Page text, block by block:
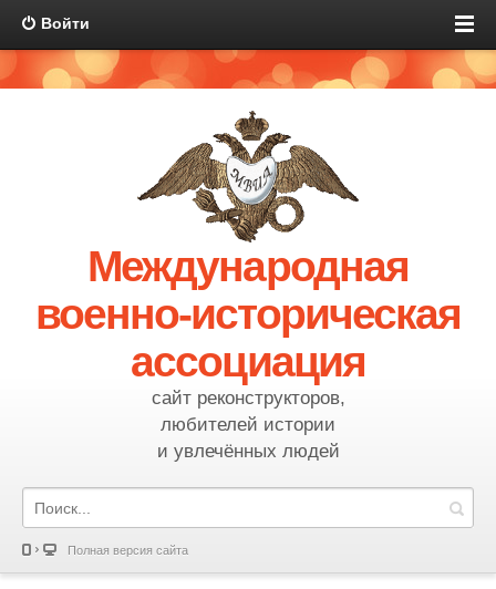
Войти
Международная
военно-историческая
ассоциация
сайт реконструкторов,
любителей истории
и увлечённых людей
Полная версия сайта